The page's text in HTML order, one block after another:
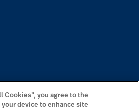
Cookies”, you agree to the
device to enhance site